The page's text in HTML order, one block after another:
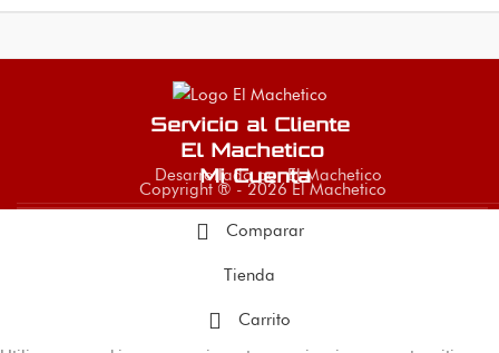
Servicio al Cliente
El Machetico
Mi Cuenta
Desarrollado por El Machetico
Copyright ® - 2026 El Machetico
Comparar
Tienda
Carrito